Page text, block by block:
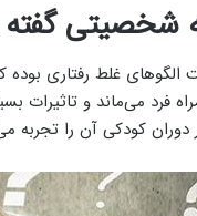
شخصیتی
الگوهای غلط رفتاری بوده
فرد می‌ماند و تاثیرات
کودکی آن را تجربه